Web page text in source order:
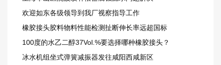
欢迎如东各级领导到我厂视察指导工作
橡胶接头胶料物料性能检测扯断伸长率远超国标
100度的水乙二醇37Vol.%要选择哪种橡胶接头？
冰水机组坐式弹簧减振器发往咸阳西咸新区